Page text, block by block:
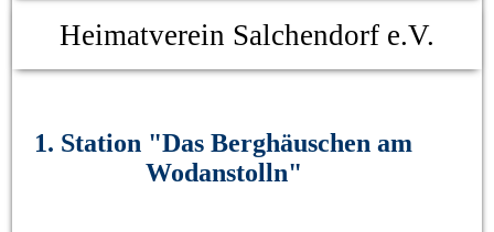
Heimatverein Salchendorf e.V.
1. Station "Das Berghäuschen am
Wodanstolln"